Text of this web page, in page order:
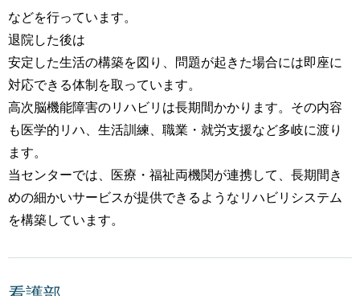
などを行っています。
退院した後は
安定した生活の構築を図り、問題が起きた場合には即座に
対応できる体制を取っています。
高次脳機能障害のリハビリは長期間かかります。その内容
も医学的リハ、生活訓練、職業・就労支援など多岐に渡り
ます。
当センターでは、医療・福祉両機関が連携して、長期間き
めの細かいサービスが提供できるようなリハビリシステム
を構築しています。